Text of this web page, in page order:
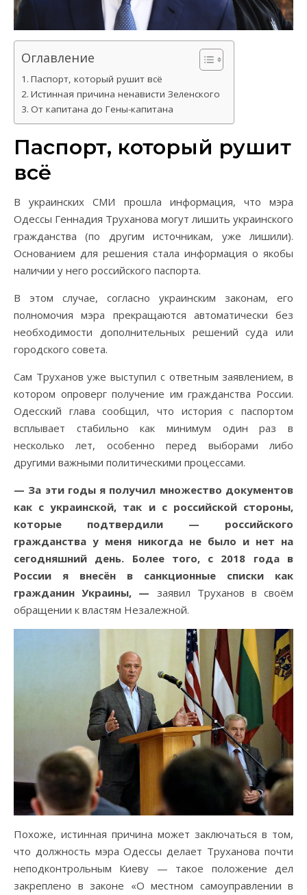
Оглавление
Паспорт, который рушит всё
Истинная причина ненависти Зеленского
От капитана до Гены-капитана
Паспорт, который рушит
всё
В украинских СМИ прошла информация, что мэра
Одессы Геннадия Труханова могут лишить украинского
гражданства (по другим источникам, уже лишили).
Основанием для решения стала информация о якобы
наличии у него российского паспорта.
В этом случае, согласно украинским законам, его
полномочия мэра прекращаются автоматически без
необходимости дополнительных решений суда или
городского совета.
Сам Труханов уже выступил с ответным заявлением, в
котором опроверг получение им гражданства России.
Одесский глава сообщил, что история с паспортом
всплывает стабильно как минимум один раз в
несколько лет, особенно перед выборами либо
другими важными политическими процессами.
— За эти годы я получил множество документов
как с украинской, так и с российской стороны,
которые подтвердили — российского
гражданства у меня никогда не было и нет на
сегодняшний день. Более того, с 2018 года в
России я внесён в санкционные списки как
гражданин Украины, — заявил Труханов в своём
обращении к властям Незалежной.
Похоже, истинная причина может заключаться в том,
что должность мэра Одессы делает Труханова почти
неподконтрольным Киеву — такое положение дел
закреплено в законе «О местном самоуправлении в